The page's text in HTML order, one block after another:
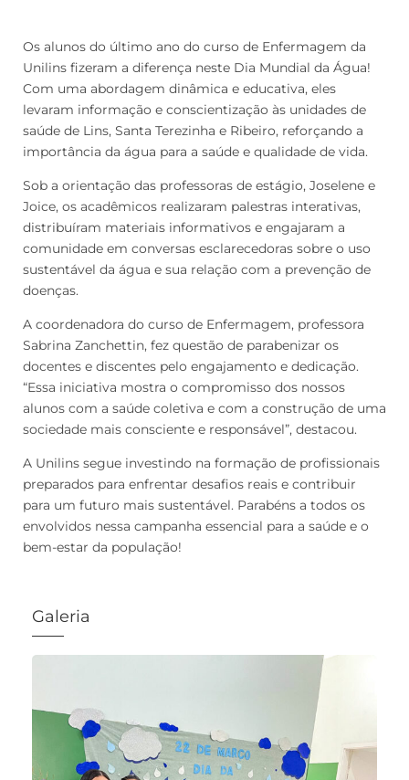
Os alunos do último ano do curso de Enfermagem da
Unilins fizeram a diferença neste Dia Mundial da Água!
Com uma abordagem dinâmica e educativa, eles
levaram informação e conscientização às unidades de
saúde de Lins, Santa Terezinha e Ribeiro, reforçando a
importância da água para a saúde e qualidade de vida.
Sob a orientação das professoras de estágio, Joselene e
Joice, os acadêmicos realizaram palestras interativas,
distribuíram materiais informativos e engajaram a
comunidade em conversas esclarecedoras sobre o uso
sustentável da água e sua relação com a prevenção de
doenças.
A coordenadora do curso de Enfermagem, professora
Sabrina Zanchettin, fez questão de parabenizar os
docentes e discentes pelo engajamento e dedicação.
“Essa iniciativa mostra o compromisso dos nossos
alunos com a saúde coletiva e com a construção de uma
sociedade mais consciente e responsável”, destacou.
A Unilins segue investindo na formação de profissionais
preparados para enfrentar desafios reais e contribuir
para um futuro mais sustentável. Parabéns a todos os
envolvidos nessa campanha essencial para a saúde e o
bem-estar da população!
Galeria